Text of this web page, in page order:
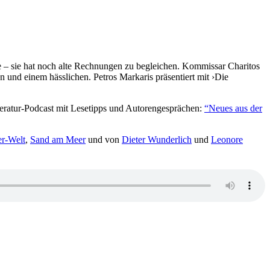
sie hat noch alte Rechnungen zu begleichen. Kommissar Charitos
einem hässlichen. Petros Markaris präsentiert mit ›Die
Podcast mit Lesetipps und Autorengesprächen: “Neues aus der
Welt, Sand am Meerund von Dieter Wunderlich und Leonore